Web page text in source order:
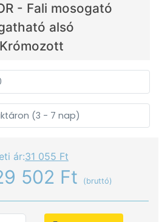
- Fali mosogató
alsó
(3 - 7 nap)
ár:31 055 Ft
502 Ft (bruttó)